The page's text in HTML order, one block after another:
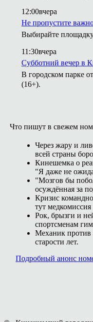
12:00вчера
Не пропустите
Выбирайте
11:30вчера
Субботний вечер в
В городском парке
(16+).
Что пишут в свежем
Через жару и
всей страны
Кинешемка о
"Я даже не
"Мозгов бы
осуждённая за
Кризис
тут
Рок, брызги и
спортсменам
Механик
старости лет.
Подробный анонс